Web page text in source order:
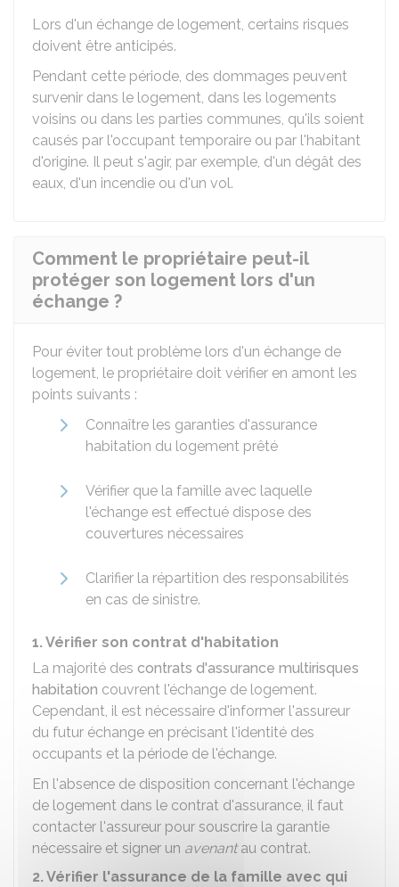
Lors d'un échange de logement, certains risques
doivent être anticipés.
Pendant cette période, des dommages peuvent
survenir dans le logement, dans les logements
voisins ou dans les parties communes, qu'ils soient
causés par l'occupant temporaire ou par l'habitant
d'origine. Il peut s'agir, par exemple, d'un dégât des
eaux, d'un incendie ou d'un vol.
Comment le propriétaire peut-il
protéger son logement lors d'un
échange ?
Pour éviter tout problème lors d'un échange de
logement, le propriétaire doit vérifier en amont les
points suivants :
Connaître les garanties d'assurance
habitation du logement prêté
Vérifier que la famille avec laquelle
l'échange est effectué dispose des
couvertures nécessaires
Clarifier la répartition des responsabilités
en cas de sinistre.
1. Vérifier son contrat d'habitation
La majorité des contrats d'assurance multirisques
habitation couvrent l'échange de logement.
Cependant, il est nécessaire d'informer l'assureur
du futur échange en précisant l'identité des
occupants et la période de l'échange.
En l'absence de disposition concernant l'échange
de logement dans le contrat d'assurance, il faut
contacter l'assureur pour souscrire la garantie
nécessaire et signer un avenantau contrat.
2. Vérifier l'assurance de la famille avec qui